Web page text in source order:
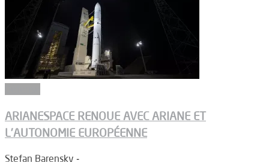
ARIANESPACE RENOUE AVEC ARIANE ET
L’AUTONOMIE EUROPÉENNE
Stefan Barensky -